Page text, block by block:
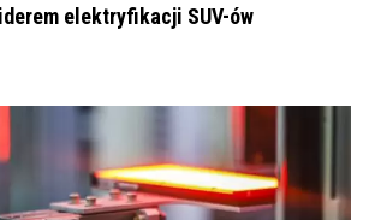
elektryfikacji SUV-ów